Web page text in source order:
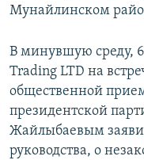
Мунайлинском
В минувшую среду,
Trading LTD на
общественной
президентской
Жайлыбаевым
руководства, о